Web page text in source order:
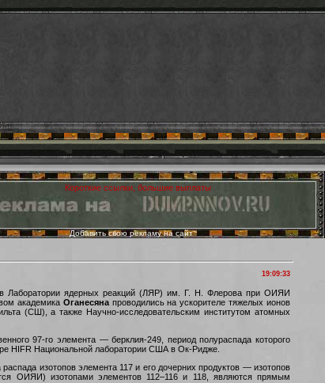
Добавить свою рекламу на сайт
19:09:33
Лаборатории ядерных реакций (ЛЯР) им. Г. Н. Флерова при ОИЯИ
академика Оганесянапроводились на ускорителе тяжелых ионов
(СШ), а также Научно-исследовательским институтом атомных
97-го элемента — берклия-249, период полураспада которого
HIFR Национальной лаборатории США в Ок-Ридже.
изотопов элемента 117 и его дочерних продуктов — изотопов
ОИЯИ) изотопами элементов 112–116 и 118, являются прямым